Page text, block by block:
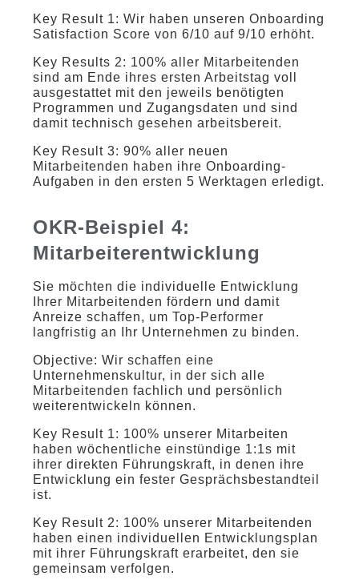
Key Result 1: Wir haben unseren Onboarding
Satisfaction Score von 6/10 auf 9/10 erhöht.
Key Results 2: 100% aller Mitarbeitenden
sind am Ende ihres ersten Arbeitstag voll
ausgestattet mit den jeweils benötigten
Programmen und Zugangsdaten und sind
damit technisch gesehen arbeitsbereit.
Key Result 3: 90% aller neuen
Mitarbeitenden haben ihre Onboarding-
Aufgaben in den ersten 5 Werktagen erledigt.
OKR-Beispiel 4:
Mitarbeiterentwicklung
Sie möchten die individuelle Entwicklung
Ihrer Mitarbeitenden fördern und damit
Anreize schaffen, um Top-Performer
langfristig an Ihr Unternehmen zu binden.
Objective: Wir schaffen eine
Unternehmenskultur, in der sich alle
Mitarbeitenden fachlich und persönlich
weiterentwickeln können.
Key Result 1: 100% unserer Mitarbeiten
haben wöchentliche einstündige 1:1s mit
ihrer direkten Führungskraft, in denen ihre
Entwicklung ein fester Gesprächsbestandteil
ist.
Key Result 2: 100% unserer Mitarbeitenden
haben einen individuellen Entwicklungsplan
mit ihrer Führungskraft erarbeitet, den sie
gemeinsam verfolgen.